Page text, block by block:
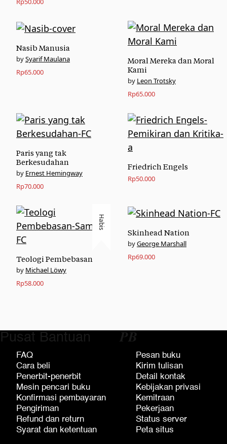
Nasib Manusia
Syarif Maulana
Rp65.000
Moral Mereka dan Moral
Kami
Leon Trotsky
Rp65.000
Paris yang tak
Berkesudahan
Ernest Hemingway
Rp70.000
Friedrich Engels
Rp50.000
Habis
Teologi Pembebasan
Michael Löwy
Rp58.000
Skinhead Nation
George Marshall
Rp69.000
Pusat Bantuan
FAQ
Cara beli
Penerbit-penerbit
Mesin pencari buku
Konfirmasi pembayaran
Pengiriman
Refund dan return
Syarat dan ketentuan
𝑷𝑩
Pesan buku
Kirim tulisan
Detail kontak
Kebijakan privasi
Kemitraan
Pekerjaan
Status server
Peta situs